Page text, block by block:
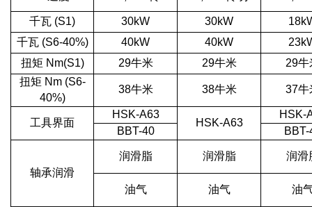
千瓦 (S1) 30kW 30kW
千瓦 (S6-40%)
40kW 40kW
扭矩 Nm(S1)
29牛米 29牛米
29牛
扭矩 Nm (S6-
40%)
38牛米 38牛米 37牛
工具界面
HSK-A63
HSK-A63
HSK-
BBT-40
BBT-
轴承润滑
润滑脂 润滑脂 润滑
油气 油气 油